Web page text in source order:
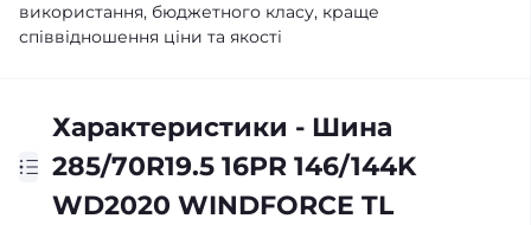
використання, бюджетного класу, краще
співвідношення ціни та якості
Характеристики - Шина
285/70R19.5 16PR 146/144K
WD2020 WINDFORCE TL